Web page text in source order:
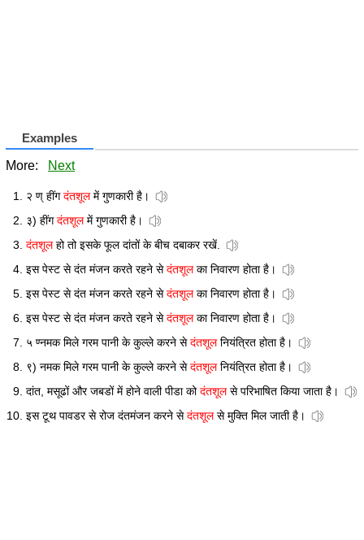
Examples
More: Next
२ ण् हींगदंतशूलमें गुणकारी है।
३) हींगदंतशूलमें गुणकारी है।
दंतशूलहो तो इसके फूल दांतों के बीच दबाकर रखें.
इस पेस्ट से दंत मंजन करते रहने सेदंतशूलका निवारण होता है।
इस पेस्ट से दंत मंजन करते रहने सेदंतशूलका निवारण होता है।
इस पेस्ट से दंत मंजन करते रहने सेदंतशूलका निवारण होता है।
५ ण्नमक मिले गरम पानी के कुल्ले करने सेदंतशूलनियंत्रित होता है।
९) नमक मिले गरम पानी के कुल्ले करने सेदंतशूलनियंत्रित होता है।
दांत, मसूढों और जबडों में होने वाली पीडा कोदंतशूलसे परिभाषित किया जाता है।
इस टूथ पावडर से रोज दंतमंजन करने सेदंतशूलसे मुक्ति मिल जाती है।